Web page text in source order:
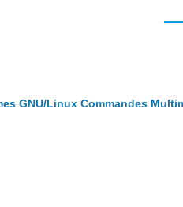
GNU/Linux Commandes